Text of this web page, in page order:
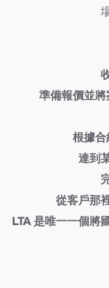
準備報價並將
根據合
達到
從客戶那
LTA 是唯一一個將